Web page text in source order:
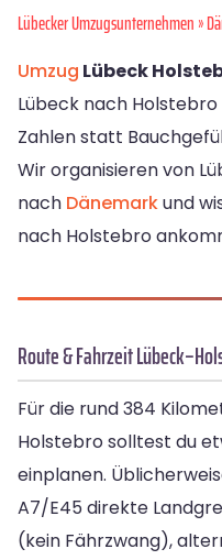
Lübecker Umzugsunternehmen»
Umzug Lübeck
Lübeck nach
Zahlen statt
Wir organisieren von
nach Dänemarkund
nach Holstebro
Route & Fahrzeit
Für die rund 384
Holstebro solltest du
einplanen.
A7/E45 direkte
(kein Fährzwang),